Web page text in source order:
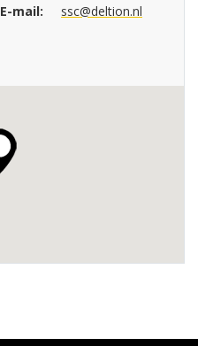
E-mail: ssc@deltion.nl